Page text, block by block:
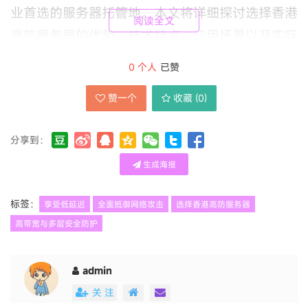
业首选的服务器托管地。本文将详细探讨选择香港
高防服务器的优势、技术特点、应用场景以及实际
操作经验，帮助您全面了解如何利用这一解决方案
提升业务安全性与性能。
由于香港地处亚洲中心，与内地、东南亚乃至全球
主要城市都有高速网络连接，延迟通常控制在50
毫秒以内。这对于需要实时交互的应用，如在线游
戏、金融交易平台或视频会议系统，至关重要。低
丢包率，确保业务流畅运行。例如，一家跨国电商
企业选择香港服务器后，其亚洲用户的页面加载速
阅读全文
0 个人 已赞
赞一个 收藏 (0)
分享到：
生成海报
标签： 享受低延迟 全面抵御网络攻击
选择香港高防服务器
高带宽与多层安全防护
admin
关 注